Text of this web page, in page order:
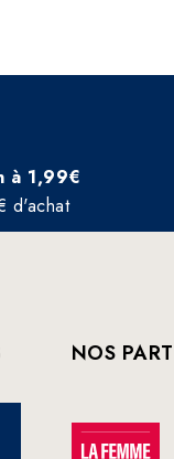
à 1,99€
d'achat
NOS